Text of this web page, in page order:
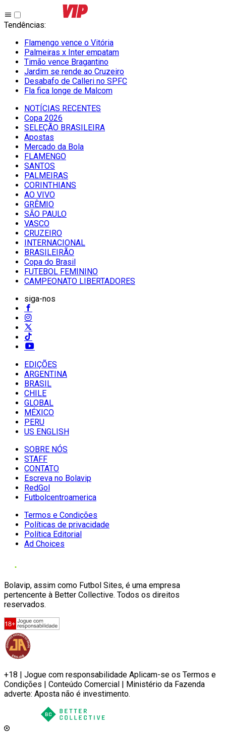
Tendências:
Flamengo vence o Vitória
Palmeiras x Inter empatam
Timão vence Bragantino
Jardim se rende ao Cruzeiro
Desabafo de Calleri no SPFC
Fla fica longe de Malcom
NOTÍCIAS RECENTES
Copa 2026
SELEÇÃO BRASILEIRA
Apostas
Mercado da Bola
FLAMENGO
SANTOS
PALMEIRAS
CORINTHIANS
AO VIVO
GRÊMIO
SĀO PAULO
VASCO
CRUZEIRO
INTERNACIONAL
BRASILEIRÃO
Copa do Brasil
FUTEBOL FEMININO
CAMPEONATO LIBERTADORES
siga-nos
EDIÇÕES
ARGENTINA
BRASIL
CHILE
GLOBAL
MÉXICO
PERU
US ENGLISH
SOBRE NÓS
STAFF
CONTATO
Escreva no Bolavip
RedGol
Futbolcentroamerica
Termos e Condições
Políticas de privacidade
Política Editorial
Ad Choices
Bolavip, assim como Futbol Sites, é uma empresa
pertencente à Better Collective. Todos os direitos
reservados.
+18 | Jogue com responsabilidade Aplicam-se os Termos e
Condições | Conteúdo Comercial | Ministério da Fazenda
adverte: Aposta não é investimento.